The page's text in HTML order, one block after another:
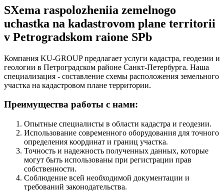
SXema raspolozheniia zemelnogo
uchastka na kadastrovom plane territorii
v Petrogradskom raione SPb
Компания KU-GROUP предлагает услуги кадастра, геодезии и
геологии в Петроградском районе Санкт-Петербурга. Наша
специализация - составление схемы расположения земельного
участка на кадастровом плане территории.
Преимущества работы с нами:
Опытные специалисты в области кадастра и геодезии.
Использование современного оборудования для точного
определения координат и границ участка.
Точность и надежность полученных данных, которые
могут быть использованы при регистрации прав
собственности.
Соблюдение всей необходимой документации и
требований законодательства.